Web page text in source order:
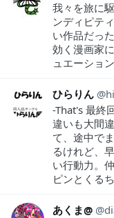
我々を旅に
ンディピテ
い作品だっ
効く漫画家
ュエーショ
ひらりん
-That's 最終
違いも大間
て、途中で
るけれど、
い行動力。
ピンとくる
あくま@